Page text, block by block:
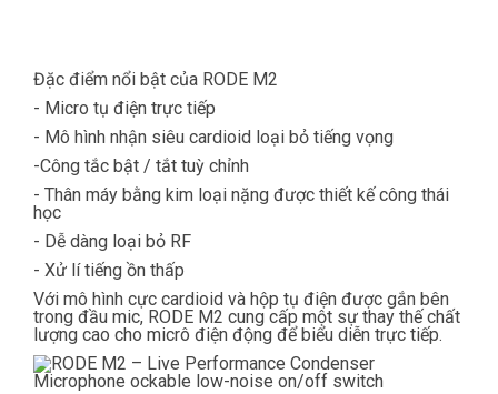
Đặc điểm nổi bật của RODE M2
- Micro tụ điện trực tiếp
- Mô hình nhận siêu cardioid loại bỏ tiếng vọng
-Công tắc bật / tắt tuỳ chỉnh
- Thân máy bằng kim loại nặng được thiết kế công thái
học
- Dễ dàng loại bỏ RF
- Xử lí tiếng ồn thấp
Với mô hình cực cardioid và hộp tụ điện được gắn bên
trong đầu mic, RODE M2 cung cấp một sự thay thế chất
lượng cao cho micrô điện động để biểu diễn trực tiếp.